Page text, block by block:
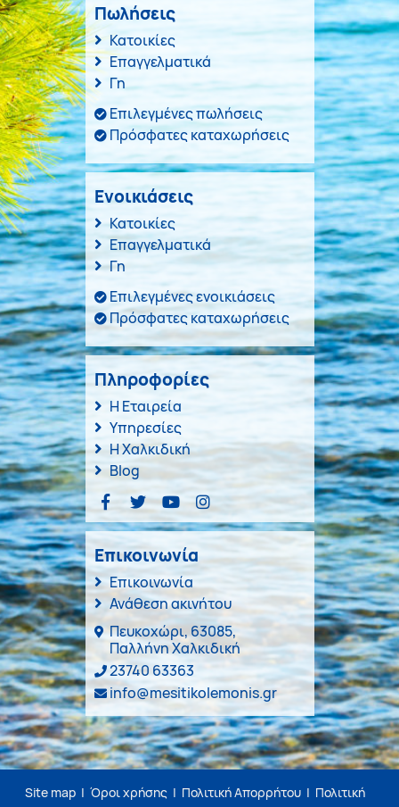
Πωλήσεις
Κατοικίες
Επαγγελματικά
Γη
Επιλεγμένες πωλήσεις
Πρόσφατες καταχωρήσεις
Ενοικιάσεις
Κατοικίες
Επαγγελματικά
Γη
Επιλεγμένες ενοικιάσεις
Πρόσφατες καταχωρήσεις
Πληροφορίες
Η Εταιρεία
Υπηρεσίες
Η Χαλκιδική
Blog
Επικοινωνία
Επικοινωνία
Ανάθεση ακινήτου
Πευκοχώρι, 63085,
Παλλήνη Χαλκιδική
23740 63363
info@mesitikolemonis.gr
Site map | Όροι χρήσης | Πολιτική Απορρήτου | Πολιτική